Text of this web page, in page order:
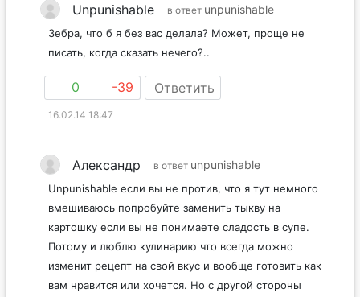
Unpunishable в ответ unpunishable
Зебра, что б я без вас делала? Может, проще не
писать, когда сказать нечего?..
0 -39 Ответить
16.02.14 18:47
Александр в ответ unpunishable
Unpunishable если вы не против, что я тут немного
вмешиваюсь попробуйте заменить тыкву на
картошку если вы не понимаете сладость в супе.
Потому и люблю кулинарию что всегда можно
изменит рецепт на свой вкус и вообще готовить как
вам нравится или хочется. Но с другой стороны